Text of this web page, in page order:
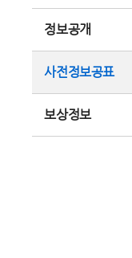
정보공개
사전정보공표
보상정보